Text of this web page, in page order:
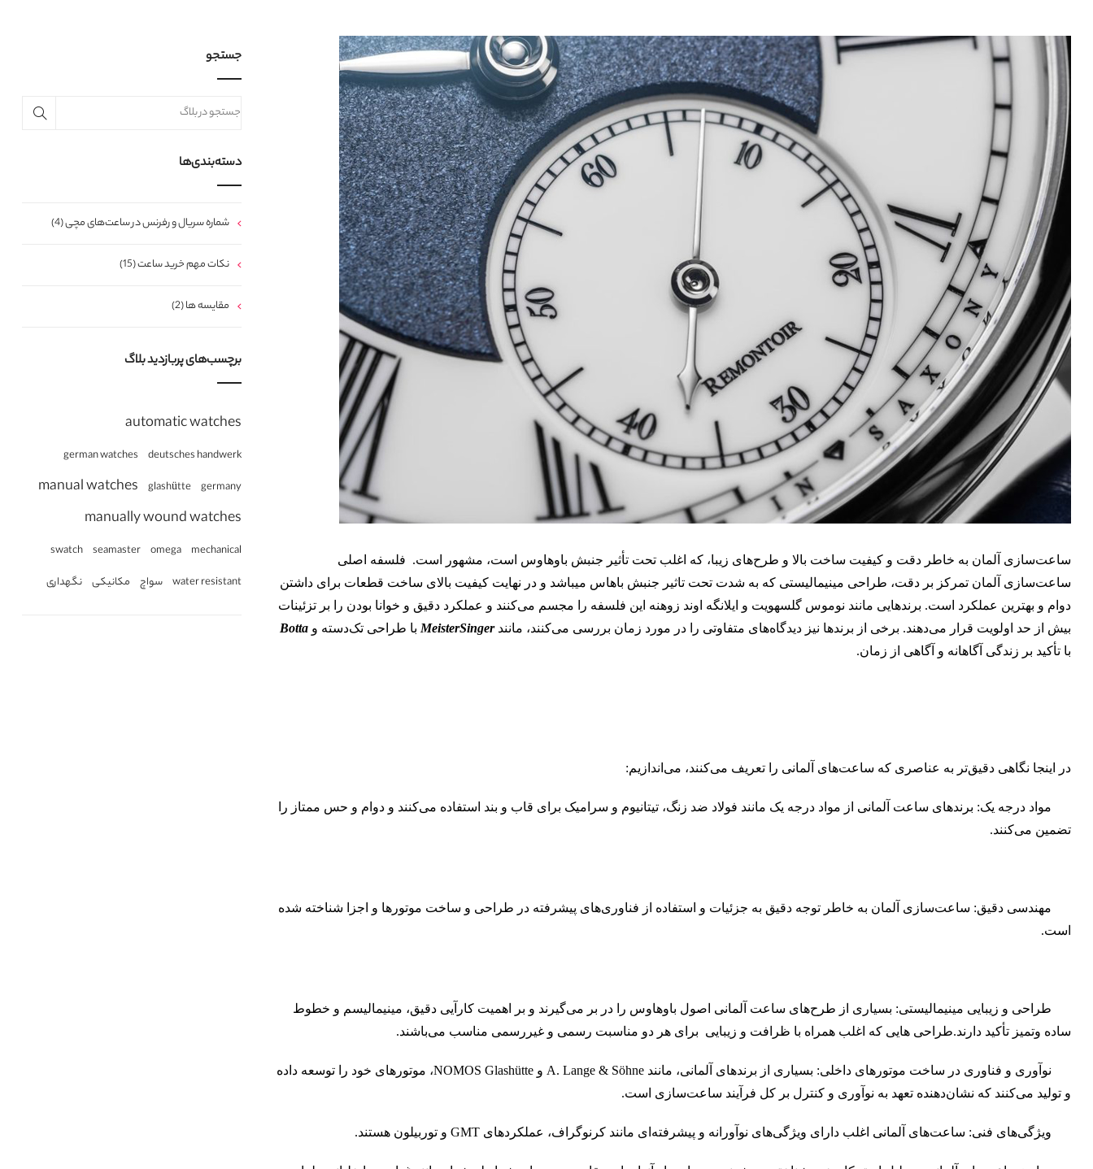
ساعت‌سازی آلمان به خاطر دقت و کیفیت ساخت بالا و طرح‌های زیبا، که اغلب تحت تأثیر جنبش باوهاوس است، مشهور است. فلسفه اصلی
ساعت‌سازی آلمان تمرکز بر دقت، طراحی مینیمالیستی که به شدت تحت تاثیر جنبش باهاس میباشد و در نهایت کیفیت بالای ساخت قطعات برای داشتن
دوام و بهترین عملکرد است. برندهایی مانند نوموس گلسهویت و ایلانگه اوند زوهنه این فلسفه را مجسم می‌کنند و عملکرد دقیق و خوانا بودن را بر تزئینات
بیش از حد اولویت قرار می‌دهند. برخی از برندها نیز دیدگاه‌های متفاوتی را در مورد زمان بررسی می‌کنند، مانندMeisterSinger با طراحی تک‌دسته و Botta
با تأکید بر زندگی آگاهانه و آگاهی از زمان.
در اینجا نگاهی دقیق‌تر به عناصری که ساعت‌های آلمانی را تعریف می‌کنند، می‌اندازیم:
مواد درجه یک: برندهای ساعت آلمانی از مواد درجه یک مانند فولاد ضد زنگ، تیتانیوم و سرامیک برای قاب و بند استفاده می‌کنند و دوام و حس ممتاز را
تضمین می‌کنند.
مهندسی دقیق: ساعت‌سازی آلمان به خاطر توجه دقیق به جزئیات و استفاده از فناوری‌های پیشرفته در طراحی و ساخت موتورها و اجزا شناخته شده
است.
طراحی و زیبایی‌ مینیمالیستی: بسیاری از طرح‌های ساعت آلمانی اصول باوهاوس را در بر می‌گیرند و بر اهمیت کارآیی دقیق، مینیمالیسم و ​​خطوط
ساده وتمیز تأکید دارند.طراحی هایی که اغلب همراه با ظرافت و زیبایی برای هر دو مناسبت رسمی و غیررسمی مناسب می‌باشند.
نوآوری و فناوری در ساخت موتورهای داخلی: بسیاری از برندهای آلمانی، مانند A. Lange & Söhne و NOMOS Glashütte، موتورهای خود را توسعه داده
و تولید می‌کنند که نشان‌دهنده تعهد به نوآوری و کنترل بر کل فرآیند ساعت‌سازی است.
ویژگی‌های فنی: ساعت‌های آلمانی اغلب دارای ویژگی‌های نوآورانه و پیشرفته‌ای مانند کرنوگراف، عملکردهای GMT ​​و توربیلون هستند.
جستجو
دسته‌بندی‌ها
شماره سریال و رفرنس در ساعت‌های مچی (4)
نکات مهم خرید ساعت (15)
مقایسه ها (2)
برچسب‌های پربازدید بلاگ
automatic watches
deutsches handwerk
german watches
germany
glashütte
manual watches
manually wound watches
mechanical
omega
seamaster
swatch
water resistant
سواچ مکانیکی نگهداری